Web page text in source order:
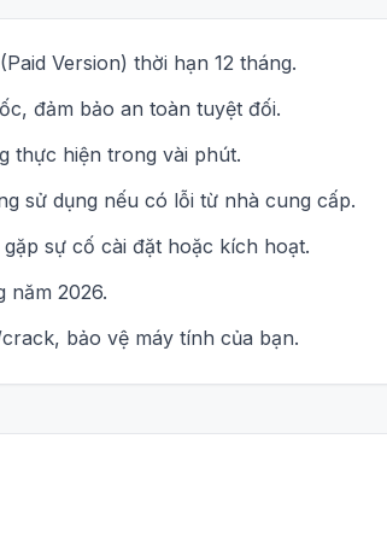
Version) thời hạn 12 tháng.
đảm bảo an toàn tuyệt đối.
thực hiện trong vài phút.
sử dụng nếu có lỗi từ nhà cung cấp.
sự cố cài đặt hoặc kích hoạt.
năm 2026.
bảo vệ máy tính của bạn.